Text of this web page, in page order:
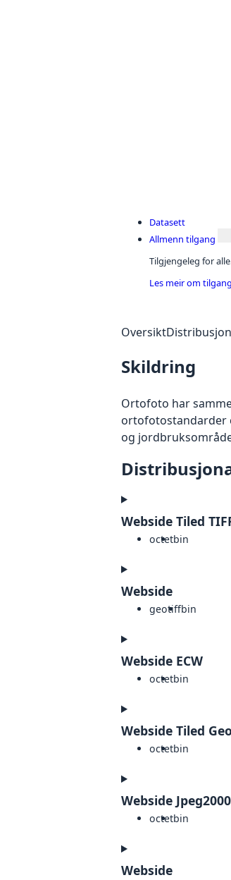
Datasett
Allmenn tilgang
Tilgjengeleg for
Les meir om
Oversikt
Skildring
Ortofoto har
ortofotostandarder
og
Webside Tiled
octetbin
Webside
geotiffbin
Webside ECW
octetbin
Webside Tiled
octetbin
Webside Jpeg2000
octetbin
Webside